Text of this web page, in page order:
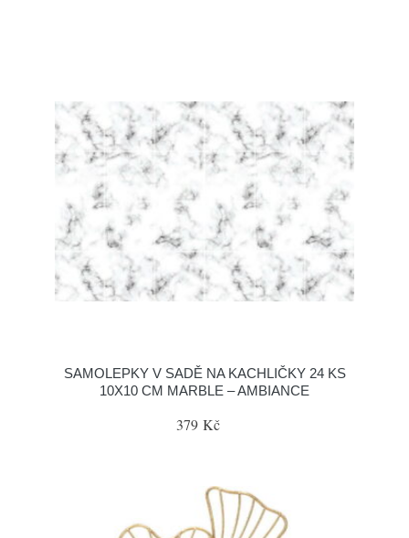
SAMOLEPKY V SADĚ NA KACHLIČKY 24 KS
10X10 CM MARBLE – AMBIANCE
379 Kč